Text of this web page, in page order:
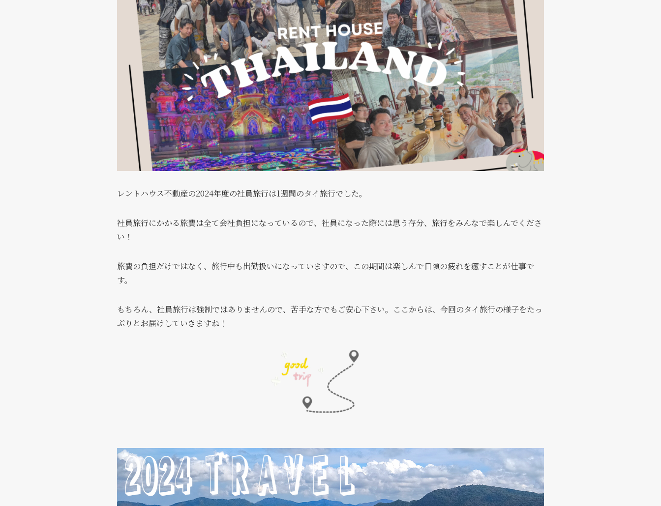
レントハウス不動産の2024年度の社員旅行は1週間のタイ旅行でした。
社員旅行にかかる旅費は全て会社負担になっているので、社員になった際には思う存分、旅行をみんなで楽しんでくださ
い！
旅費の負担だけではなく、旅行中も出勤扱いになっていますので、この期間は楽しんで日頃の疲れを癒すことが仕事で
す。
もちろん、社員旅行は強制ではありませんので、苦手な方でもご安心下さい。ここからは、今回のタイ旅行の様子をたっ
ぷりとお届けしていきますね！